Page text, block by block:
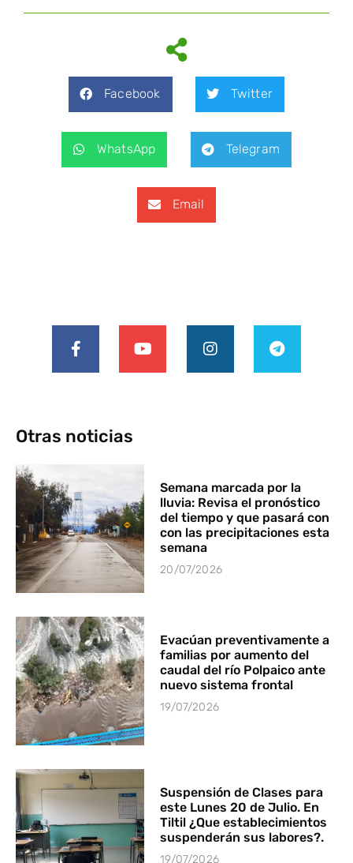
Facebook Twitter
WhatsApp Telegram
Email
Otras noticias
Semana marcada por la
lluvia: Revisa el pronóstico
del tiempo y que pasará con
con las precipitaciones esta
semana
20/07/2026
Evacúan preventivamente a
familias por aumento del
caudal del río Polpaico ante
nuevo sistema frontal
19/07/2026
Suspensión de Clases para
este Lunes 20 de Julio. En
Tiltil ¿Que establecimientos
suspenderán sus labores?.
19/07/2026